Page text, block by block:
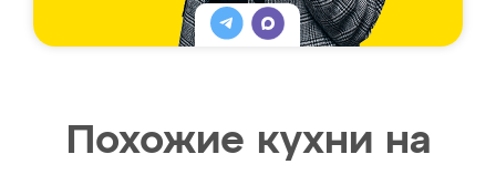
Похожие кухни на